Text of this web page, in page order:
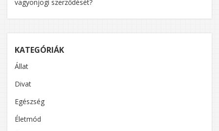
vagyonjogi szerződését?
KATEGÓRIÁK
Állat
Divat
Egészség
Életmód